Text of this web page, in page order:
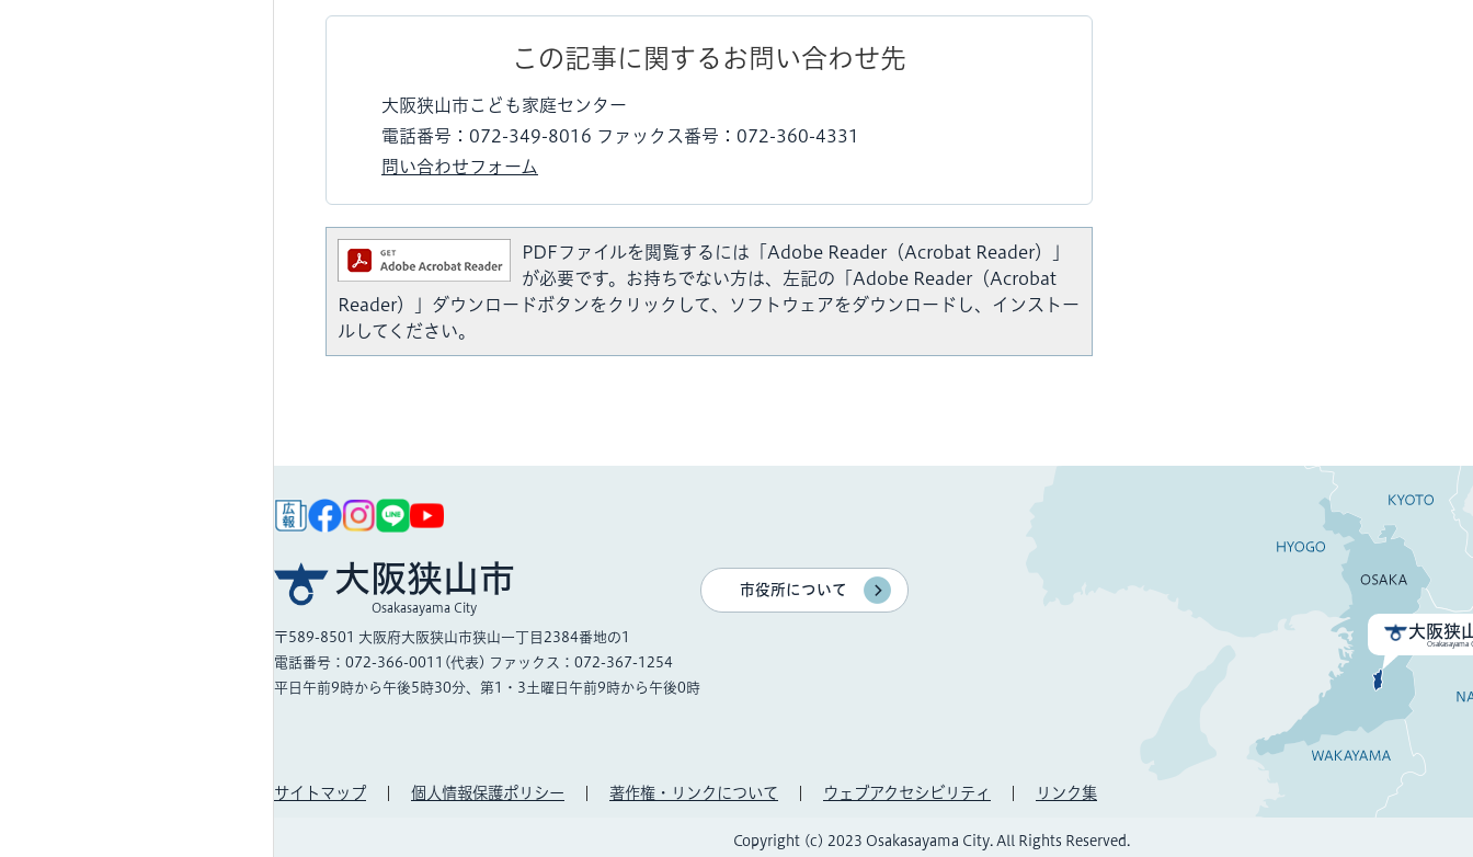
この記事に関するお問い合わせ先
大阪狭山市こども家庭センター
電話番号：072-349-8016 ファックス番号：072-360-4331
問い合わせフォーム
PDFファイルを閲覧するには「Adobe Reader（Acrobat Reader）」
が必要です。お持ちでない方は、左記の「Adobe Reader（Acrobat
Reader）」ダウンロードボタンをクリックして、ソフトウェアをダウンロードし、インストー
ルしてください。
大阪狭山市
Osakasayama City
〒589-8501
大阪府大阪狭山市狭山一丁目2384番地の1
電話番号：072-366-0011(代表) ファックス：072-367-1254
平日午前9時から午後5時30分、第1・3土曜日午前9時から午後0時
市役所について
大阪狭
Osakasayama
サイトマップ 個人情報保護ポリシー 著作権・リンクについて ウェブアクセシビリティ リンク集
Copyright (c) 2023 Osakasayama City. All Rights Reserved.